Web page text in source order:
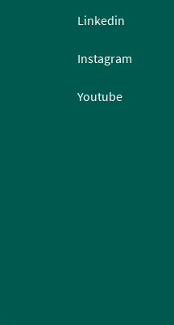
Linkedin
Instagram
Youtube